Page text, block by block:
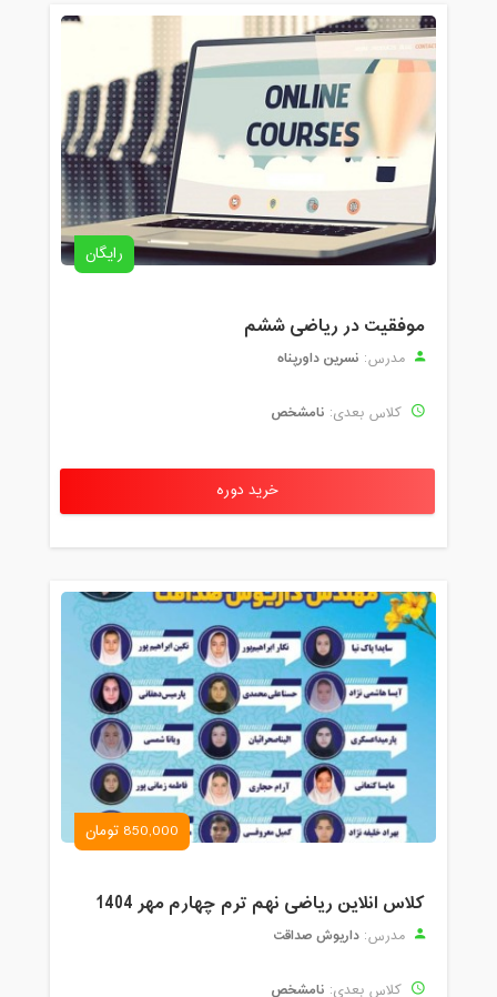
رایگان
موفقیت در ریاضی ششم
مدرس: نسرین داورپناه
کلاس بعدی: نامشخص
خرید دوره
850,000 تومان
کلاس انلاین ریاضی نهم ترم چهارم مهر 1404
مدرس: داریوش صداقت
کلاس بعدی: نامشخص